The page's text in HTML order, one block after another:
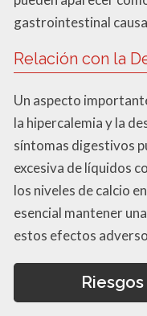
gastrointestinal
Relación con la
Un aspecto
la hipercalemia y la
síntomas digestivos
excesiva de líquidos
los niveles de calcio
esencial mantener
estos efectos